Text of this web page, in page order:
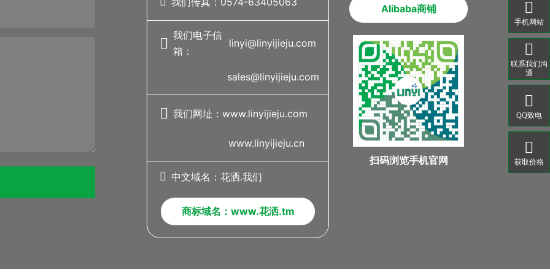
 我们电子信
箱：
linyi@linyijieju.com
sales@linyijieju.com
 我们网址： www.linyijieju.com
www.linyijieju.cn
 中文域名： 花洒.我们
商标域名： www.花洒.tm
Alibaba商铺
扫码浏览手机官网

手机网站

联系我们沟
通

QQ致电

获取价格